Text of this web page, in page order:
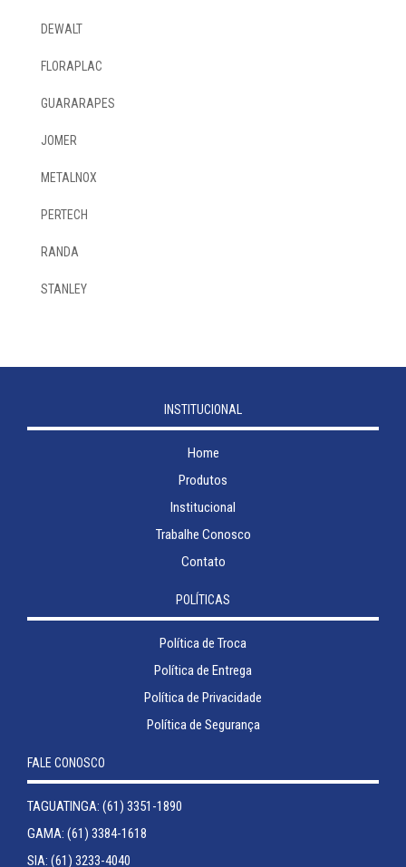
DEWALT
FLORAPLAC
GUARARAPES
JOMER
METALNOX
PERTECH
RANDA
STANLEY
INSTITUCIONAL
Home
Produtos
Institucional
Trabalhe Conosco
Contato
POLÍTICAS
Política de Troca
Política de Entrega
Política de Privacidade
Política de Segurança
FALE CONOSCO
TAGUATINGA: (61) 3351-1890
GAMA: (61) 3384-1618
SIA: (61) 3233-4040